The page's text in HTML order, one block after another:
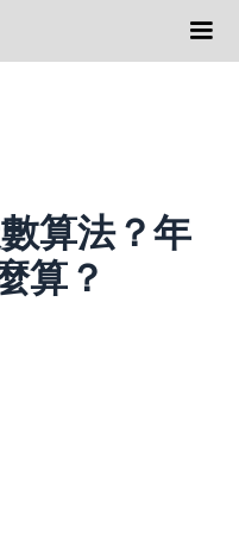
算法？年
算？